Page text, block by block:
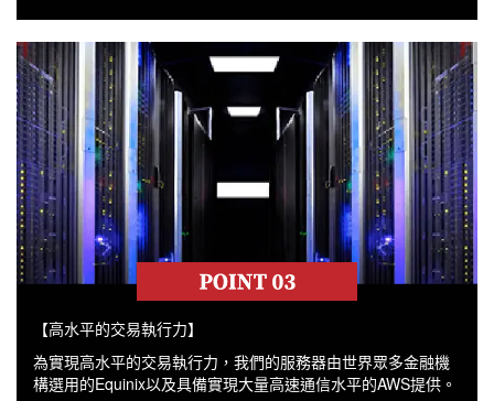
【高水平的交易執行力】
為實現高水平的交易執行力，我們的服務器由世界眾多金融機
構選用的Equinix以及具備實現大量高速通信水平的AWS提供。